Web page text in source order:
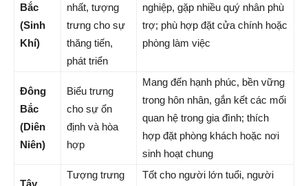
Bắc
(Sinh
Khí)
nhất, tượng
trưng cho sự
thăng tiến,
phát triển
nghiệp, gặp nhiều quý nhân phù
trợ; phù hợp đặt cửa chính hoặc
phòng làm việc
Đông
Bắc
(Diên
Niên)
Biểu trưng
cho sự ổn
định và hòa
hợp
Mang đến hạnh phúc, bền vững
trong hôn nhân, gắn kết các mối
quan hệ trong gia đình; thích
hợp đặt phòng khách hoặc nơi
sinh hoạt chung
Tây
Tượng trưng
Tốt cho người lớn tuổi, người